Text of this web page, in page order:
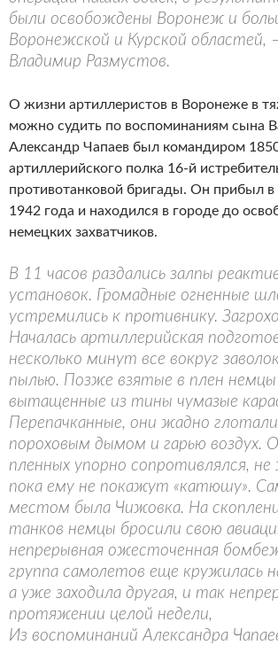
были освобождены Воронеж и
Воронежской и Курской областей,
Владимир Размустов.
О жизни артиллеристов в Воронеже в
можно судить по воспоминаниям сына
Александр Чапаев был командиром
артиллерийского полка 16-й
противотанковой бригады. Он прибыл
1942 года и находился в городе до
немецких захватчиков.
В 11 часов раздались залпы
установок. Громадные огненные
устремились к противнику.
Началась артиллерийская
несколько минут все вокруг
пылью. Позже взятые в плен немцы
вытащенные из тины чумазые
Перепачканные, они жадно
пороховым дымом и гарью воздух.
пленных упорно сопротивлялся,
пока ему не покажут «катюшу».
местом была Чижовка. На
танков немцы бросили свою
непрерывная ожесточенная
группа самолетов еще кружилась
а уже заходила другая, и так
протяжении целой недели,
Из воспоминаний Александра